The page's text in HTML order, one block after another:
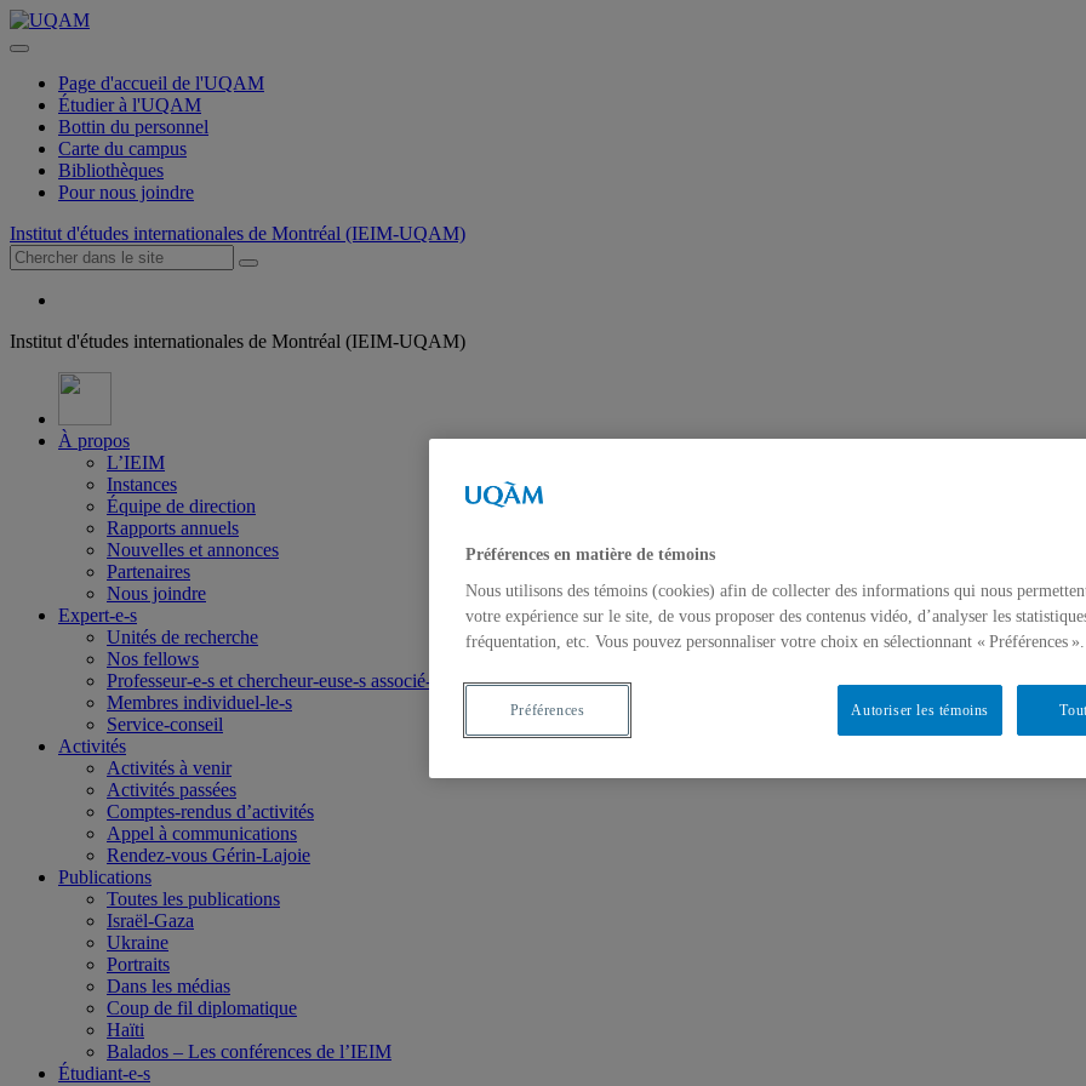
Page d'accueil de l'UQAM
Étudier à l'UQAM
Bottin du personnel
Carte du campus
Bibliothèques
Pour nous joindre
Institut d'études internationales de Montréal (IEIM-UQAM)
Institut d'études internationales de Montréal (IEIM-UQAM)
À propos
L’IEIM
Instances
Équipe de direction
Rapports annuels
Nouvelles et annonces
Partenaires
Nous joindre
Expert-e-s
Unités de recherche
Nos fellows
Professeur-e-s et chercheur-euse-s associé-e-s
Membres individuel-le-s
Service-conseil
Activités
Activités à venir
Activités passées
Comptes-rendus d’activités
Appel à communications
Rendez-vous Gérin-Lajoie
Publications
Toutes les publications
Israël-Gaza
Ukraine
Portraits
Dans les médias
Coup de fil diplomatique
Haïti
Balados – Les conférences de l’IEIM
Étudiant-e-s
Préférences en matière de témoins
Nous utilisons des témoins (cookies) afin de collecter des informations qui nous
votre expérience sur le site, de vous proposer des contenus vidéo, d’analyser les
fréquentation, etc. Vous pouvez personnaliser votre choix en sélectionnant « Préférences ».
Autoriser les témoins
Préférences